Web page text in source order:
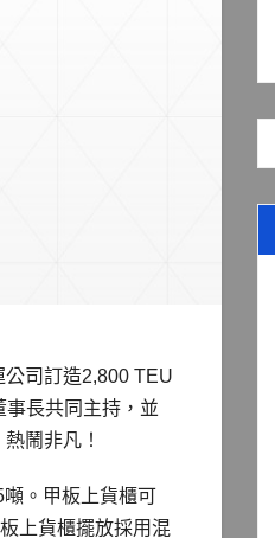
公司訂造2,800 TEU
長共同主持，並
鬧非凡！
。甲板上貨櫃可
上貨櫃擺放採用混